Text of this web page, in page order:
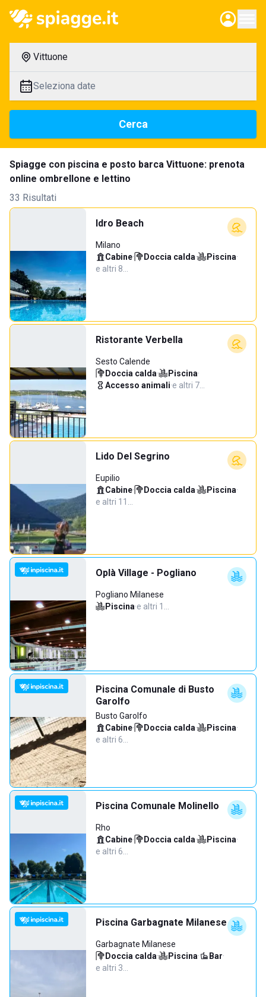
Vittuone
Seleziona date
Cerca
Spiagge con piscina e posto barca Vittuone: prenota
online ombrellone e lettino
33 Risultati
Idro Beach
Milano
Cabine· Doccia calda· Piscina·
e altri 8…
Ristorante Verbella
Sesto Calende
Doccia calda· Piscina·
Accesso animali·e altri 7…
Lido Del Segrino
Eupilio
Cabine· Doccia calda· Piscina·
e altri 11…
Oplà Village - Pogliano
Pogliano Milanese
Piscina·e altri 1…
Piscina Comunale di Busto
Garolfo
Busto Garolfo
Cabine· Doccia calda· Piscina·
e altri 6…
Piscina Comunale Molinello
Rho
Cabine· Doccia calda· Piscina·
e altri 6…
Piscina Garbagnate Milanese
Garbagnate Milanese
Doccia calda· Piscina· Bar·
e altri 3…